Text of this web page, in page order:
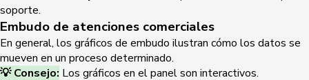
soporte.
Embudo de atenciones comerciales
En general, los gráficos de embudo ilustran cómo los datos se
mueven en un proceso determinado.
💡 Consejo: Los gráficos en el panel son interactivos.